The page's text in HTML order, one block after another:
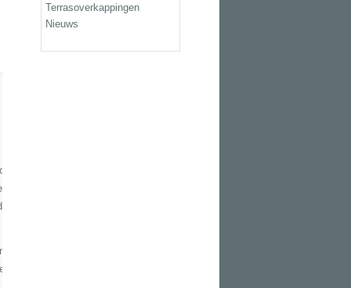
Terrasoverkappingen
Nieuws